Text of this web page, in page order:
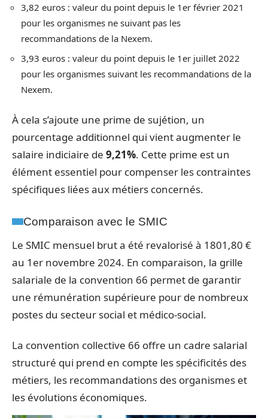
3,82 euros : valeur du point depuis le 1er février 2021
pour les organismes ne suivant pas les
recommandations de la Nexem.
3,93 euros : valeur du point depuis le 1er juillet 2022
pour les organismes suivant les recommandations de la
Nexem.
À cela s’ajoute une prime de sujétion, un
pourcentage additionnel qui vient augmenter le
salaire indiciaire de 9,21%. Cette prime est un
élément essentiel pour compenser les contraintes
spécifiques liées aux métiers concernés.
Comparaison avec le SMIC
Le SMIC mensuel brut a été revalorisé à 1801,80 €
au 1er novembre 2024. En comparaison, la grille
salariale de la convention 66 permet de garantir
une rémunération supérieure pour de nombreux
postes du secteur social et médico-social.
La convention collective 66 offre un cadre salarial
structuré qui prend en compte les spécificités des
métiers, les recommandations des organismes et
les évolutions économiques.